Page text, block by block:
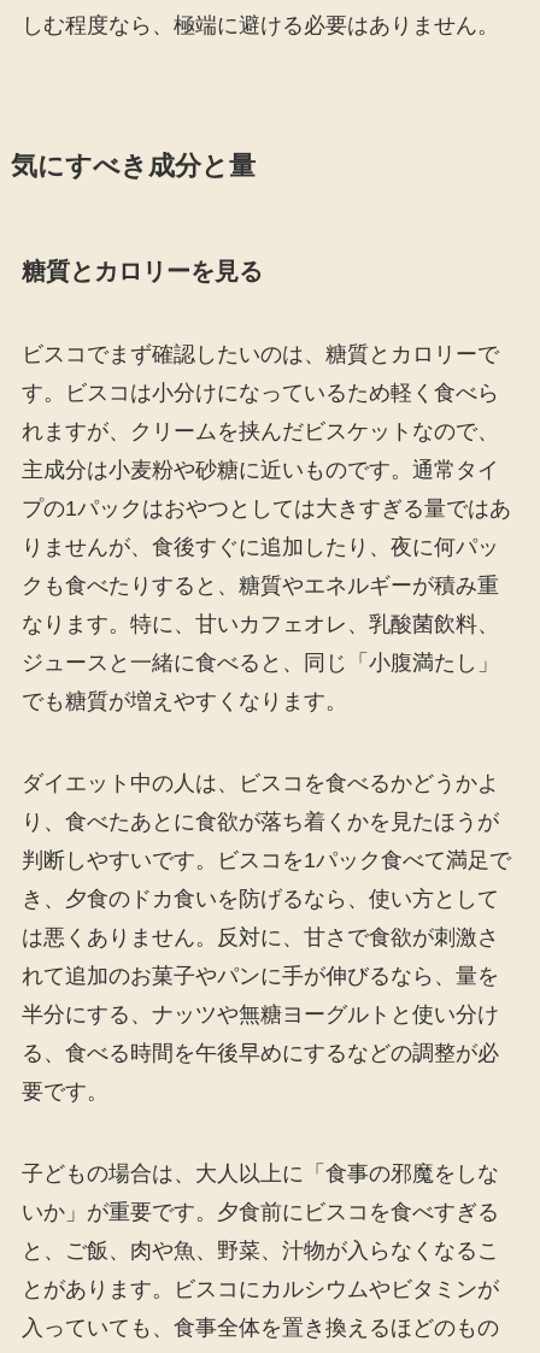
しむ程度なら、極端に避ける必要はありません。
気にすべき成分と量
糖質とカロリーを見る
ビスコでまず確認したいのは、糖質とカロリーで
す。ビスコは小分けになっているため軽く食べら
れますが、クリームを挟んだビスケットなので、
主成分は小麦粉や砂糖に近いものです。通常タイ
プの1パックはおやつとしては大きすぎる量ではあ
りませんが、食後すぐに追加したり、夜に何パッ
クも食べたりすると、糖質やエネルギーが積み重
なります。特に、甘いカフェオレ、乳酸菌飲料、
ジュースと一緒に食べると、同じ「小腹満たし」
でも糖質が増えやすくなります。
ダイエット中の人は、ビスコを食べるかどうかよ
り、食べたあとに食欲が落ち着くかを見たほうが
判断しやすいです。ビスコを1パック食べて満足で
き、夕食のドカ食いを防げるなら、使い方として
は悪くありません。反対に、甘さで食欲が刺激さ
れて追加のお菓子やパンに手が伸びるなら、量を
半分にする、ナッツや無糖ヨーグルトと使い分け
る、食べる時間を午後早めにするなどの調整が必
要です。
子どもの場合は、大人以上に「食事の邪魔をしな
いか」が重要です。夕食前にビスコを食べすぎる
と、ご飯、肉や魚、野菜、汁物が入らなくなるこ
とがあります。ビスコにカルシウムやビタミンが
入っていても、食事全体を置き換えるほどのもの